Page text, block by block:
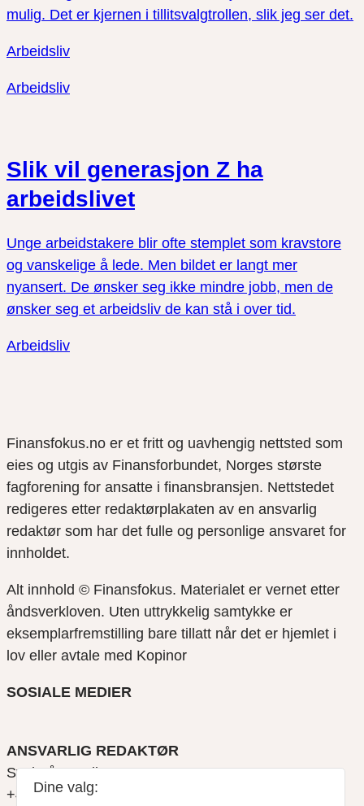
mulig. Det er kjernen i tillitsvalgtrollen, slik jeg ser det.
Arbeidsliv
Arbeidsliv
Slik vil generasjon Z ha
arbeidslivet
Unge arbeidstakere blir ofte stemplet som kravstore
og vanskelige å lede. Men bildet er langt mer
nyansert. De ønsker seg ikke mindre jobb, men de
ønsker seg et arbeidsliv de kan stå i over tid.
Arbeidsliv
Finansfokus.no er et fritt og uavhengig nettsted som
eies og utgis av Finansforbundet, Norges største
fagforening for ansatte i finansbransjen. Nettstedet
redigeres etter redaktørplakaten av en ansvarlig
redaktør som har det fulle og personlige ansvaret for
innholdet.
Alt innhold © Finansfokus. Materialet er vernet etter
åndsverkloven. Uten uttrykkelig samtykke er
eksemplarfremstilling bare tillatt når det er hjemlet i
lov eller avtale med Kopinor
SOSIALE MEDIER
ANSVARLIG REDAKTØR
Svein Åge Eriksen
+47 900 79 547
Dine valg: